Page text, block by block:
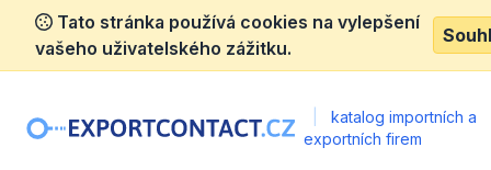
Tato stránka používá cookies na vylepšení
vašeho uživatelského zážitku.
katalog importních a
exportních firem